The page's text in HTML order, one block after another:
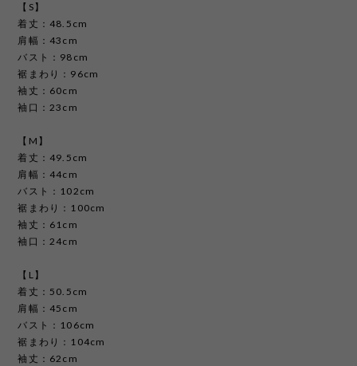
【S】
着丈：48.5cm
肩幅：43cm
バスト：98cm
裾まわり：96cm
袖丈：60cm
袖口：23cm
【M】
着丈：49.5cm
肩幅：44cm
バスト：102cm
裾まわり：100cm
袖丈：61cm
袖口：24cm
【L】
着丈：50.5cm
肩幅：45cm
バスト：106cm
裾まわり：104cm
袖丈：62cm